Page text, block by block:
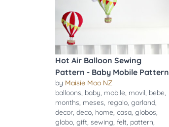
Hot Air Balloon Sewing
Pattern - Baby Mobile Pattern
by Maisie Moo NZ
balloons, baby, mobile, movil, bebe,
months, meses, regalo, garland,
decor, deco, home, casa, globos,
globo, gift, sewing, felt, pattern,